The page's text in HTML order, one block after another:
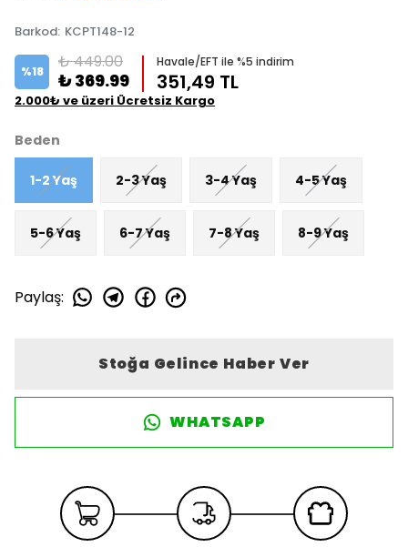
Barkod: KCPT148-12
%18 ₺ 449.00
₺ 369.99
Havale/EFT ile %5 indirim
351,49 TL
2.000₺ ve üzeri Ücretsiz Kargo
Beden
1-2 Yaş 2-3 Yaş 3-4 Yaş 4-5 Yaş
5-6 Yaş 6-7 Yaş 7-8 Yaş 8-9 Yaş
Paylaş:
Stoğa Gelince Haber Ver
WHATSAPP